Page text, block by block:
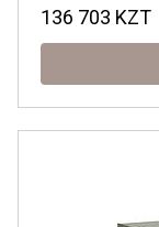
136 703 KZT